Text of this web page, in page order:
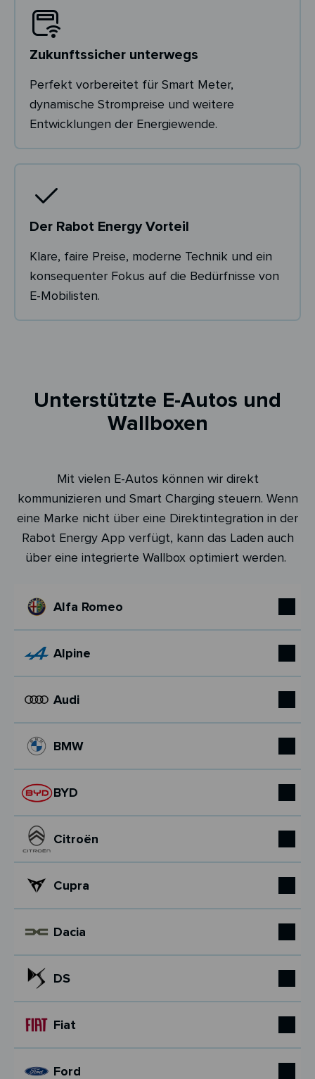
Zukunftssicher unterwegs
Perfekt vorbereitet für Smart Meter,
dynamische Strompreise und weitere
Entwicklungen der Energiewende.
Der Rabot Energy Vorteil
Klare, faire Preise, moderne Technik und ein
konsequenter Fokus auf die Bedürfnisse von
E-Mobilisten.
Unterstützte E-Autos und
Wallboxen
Mit vielen E-Autos können wir direkt
kommunizieren und Smart Charging steuern. Wenn
eine Marke nicht über eine Direktintegration in der
Rabot Energy App verfügt, kann das Laden auch
über eine integrierte Wallbox optimiert werden.
Alfa Romeo
Alpine
Audi
BMW
BYD
Citroën
Cupra
Dacia
DS
Fiat
Ford